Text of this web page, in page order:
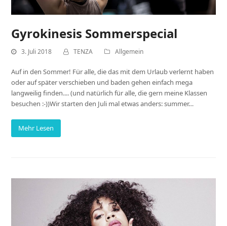
Gyrokinesis Sommerspecial
3. Juli 2018 TENZA Allgemein
Auf in den Sommer! Für alle, die das mit dem Urlaub verlernt haben
oder auf später verschieben und baden gehen einfach mega
langweilig finden.... (und natürlich für alle, die gern meine Klassen
besuchen :-))Wir starten den Juli mal etwas anders: summer…
Mehr Lesen